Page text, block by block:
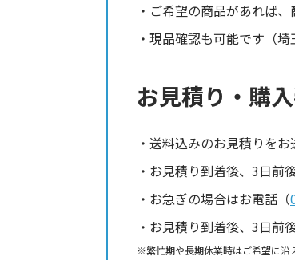
ご希望の商品があれば
現品確認も可能です（
お見積り・購
送料込みのお見積りをお
お見積り到着後、3日前
お急ぎの場合はお電話（
お見積り到着後、3日前
繁忙期や長期休業時はご希望に沿